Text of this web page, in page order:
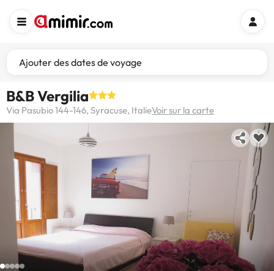
Ajouter des dates de voyage
B&B Vergilia
Via Pasubio 144-146, Syracuse, ItalieVoir sur la carte